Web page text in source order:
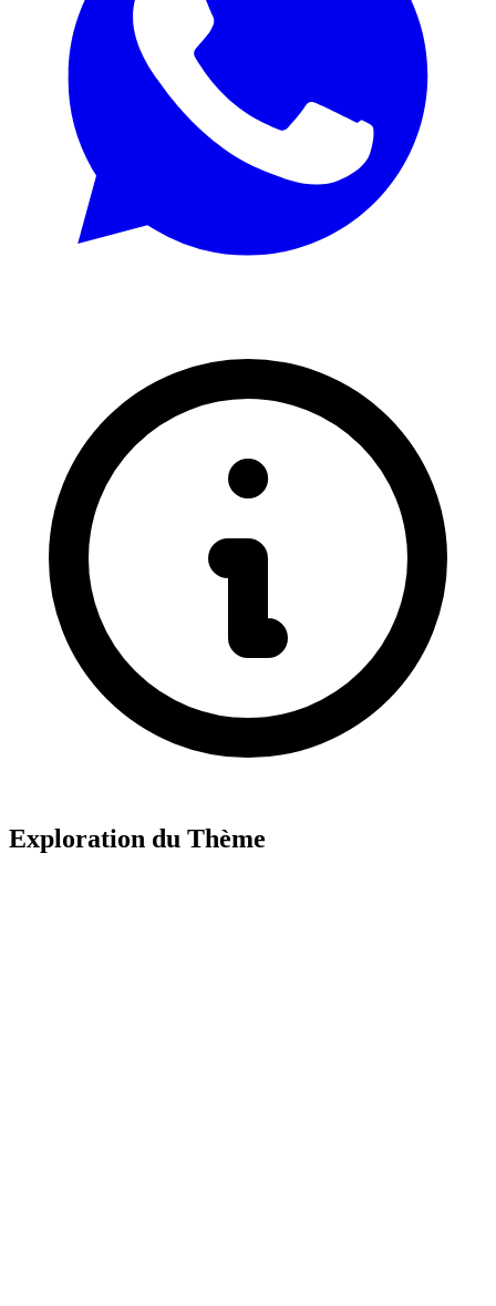
Exploration du Thème